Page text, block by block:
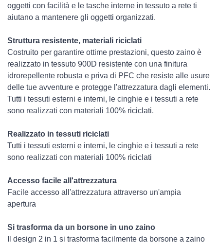
oggetti con facilità e le tasche interne in tessuto a rete ti
aiutano a mantenere gli oggetti organizzati.
Struttura resistente, materiali riciclati
Costruito per garantire ottime prestazioni, questo zaino è
realizzato in tessuto 900D resistente con una finitura
idrorepellente robusta e priva di PFC che resiste alle usure
delle tue avventure e protegge l'attrezzatura dagli elementi.
Tutti i tessuti esterni e interni, le cinghie e i tessuti a rete
sono realizzati con materiali 100% riciclati.
Realizzato in tessuti riciclati
Tutti i tessuti esterni e interni, le cinghie e i tessuti a rete
sono realizzati con materiali 100% riciclati
Accesso facile all'attrezzatura
Facile accesso all'attrezzatura attraverso un'ampia
apertura
Si trasforma da un borsone in uno zaino
Il design 2 in 1 si trasforma facilmente da borsone a zaino